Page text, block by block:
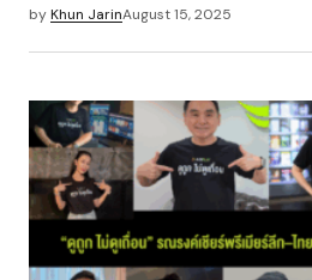
byKhun JarinAugust 15, 2025